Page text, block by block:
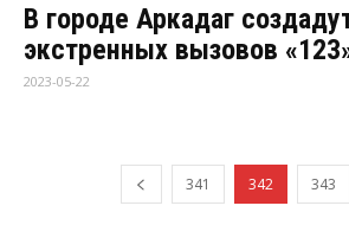
В городе Аркадаг
экстренных вызовов
2023-05-22
341 342 343